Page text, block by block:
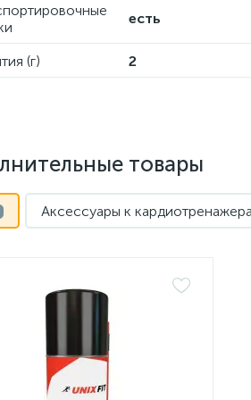
есть
(г) 2
товары
Аксессуары к